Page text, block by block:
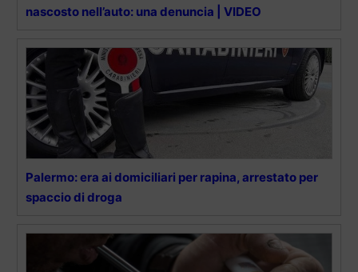
nascosto nell’auto: una denuncia | VIDEO
Palermo: era ai domiciliari per rapina, arrestato per
spaccio di droga